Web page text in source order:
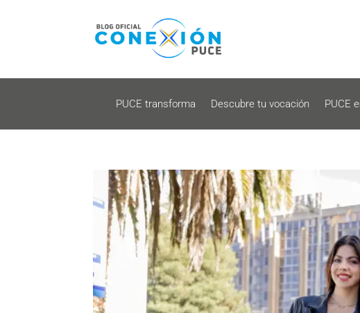
PUCE transforma Descubre tu vocación PUCE